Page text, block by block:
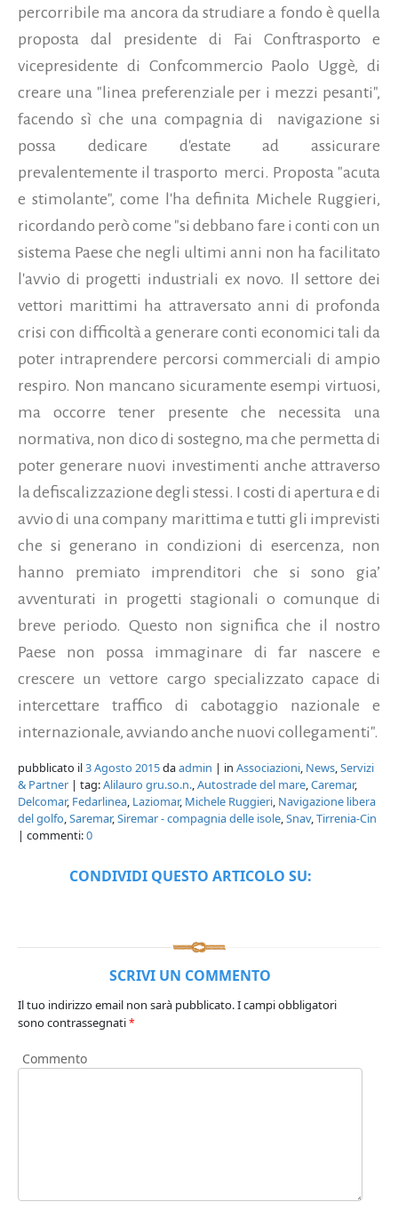
percorribile ma ancora da strudiare a fondo è quella
proposta dal presidente di Fai Conftrasporto e
vicepresidente di Confcommercio Paolo Uggè, di
creare una "linea preferenziale per i mezzi pesanti",
facendo sì che una compagnia di navigazione si
possa dedicare d'estate ad assicurare
prevalentemente il trasporto merci. Proposta "acuta
e stimolante", come l'ha definita Michele Ruggieri,
ricordando però come "si debbano fare i conti con un
sistema Paese che negli ultimi anni non ha facilitato
l'avvio di progetti industriali ex novo. Il settore dei
vettori marittimi ha attraversato anni di profonda
crisi con difficoltà a generare conti economici tali da
poter intraprendere percorsi commerciali di ampio
respiro. Non mancano sicuramente esempi virtuosi,
ma occorre tener presente che necessita una
normativa, non dico di sostegno, ma che permetta di
poter generare nuovi investimenti anche attraverso
la defiscalizzazione degli stessi. I costi di apertura e di
avvio di una company marittima e tutti gli imprevisti
che si generano in condizioni di esercenza, non
hanno premiato imprenditori che si sono gia’
avventurati in progetti stagionali o comunque di
breve periodo. Questo non significa che il nostro
Paese non possa immaginare di far nascere e
crescere un vettore cargo specializzato capace di
intercettare traffico di cabotaggio nazionale e
internazionale, avviando anche nuovi collegamenti".
pubblicato il3 Agosto 2015daadmin | in Associazioni, News,Servizi
& Partner | tag:Alilauro gru.so.n.,Autostrade del mare,Caremar,
Delcomar, Fedarlinea, Laziomar, Michele Ruggieri, Navigazione libera
del golfo,Saremar,Siremar - compagnia delle isole,Snav,Tirrenia-Cin
| commenti:0
CONDIVIDI QUESTO ARTICOLO SU:
SCRIVI UN COMMENTO
Il tuo indirizzo email non sarà pubblicato.I campi obbligatori
sono contrassegnati*
Commento